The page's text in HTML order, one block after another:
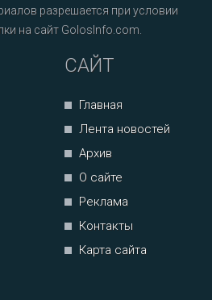
разрешается при условии
на сайт GolosInfo.com.
САЙТ
Главная
Лента новостей
Архив
О сайте
Реклама
Контакты
Карта сайта